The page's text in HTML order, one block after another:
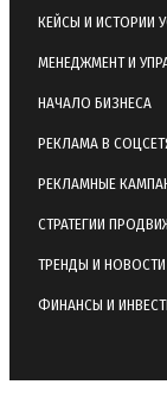
КЕЙСЫ И ИСТОРИИ
МЕНЕДЖМЕНТ И
НАЧАЛО БИЗНЕСА
РЕКЛАМА В
РЕКЛАМНЫЕ
СТРАТЕГИИ
ТРЕНДЫ И НОВОСТИ
ФИНАНСЫ И